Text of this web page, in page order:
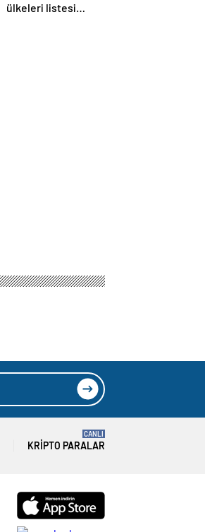
ülkeleri listesi
KRIPTO PARALAR
CANLI